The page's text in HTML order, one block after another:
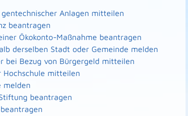
Anlagen mitteilen
beantragen
Ökokonto-Maßnahme beantragen
derselben Stadt oder Gemeinde melden
bei Bezug von Bürgergeld mitteilen
Hochschule mitteilen
melden
beantragen